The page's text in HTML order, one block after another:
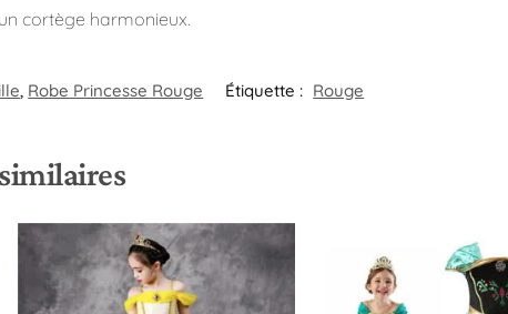
cortège harmonieux.
, Robe Princesse Rouge Étiquette : Rouge